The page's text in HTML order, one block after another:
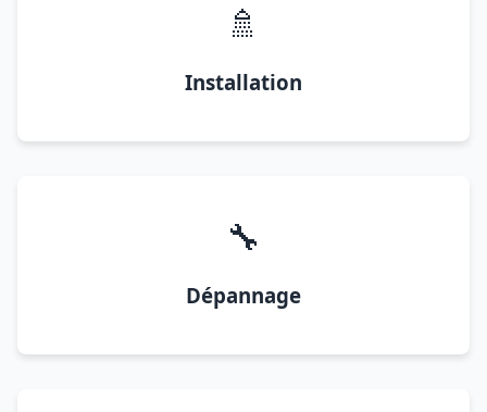
🚿
Installation
🔧
Dépannage